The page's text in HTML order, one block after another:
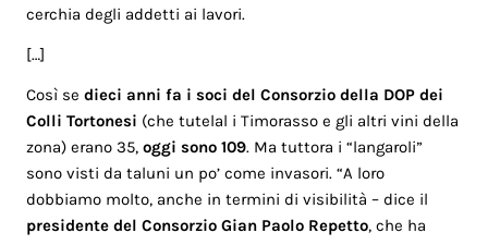
cerchia degli addetti ai lavori.
[…]
Così sedieci anni fa i soci delConsorzio della DOP dei
Colli Tortonesi (che tutelal i Timorasso e gli altri vini della
zona) erano 35,oggi sono 109. Ma tuttora i “langaroli”
sono visti da taluni un po’ come invasori. “A loro
dobbiamo molto, anche in termini di visibilità – dice il
presidente del Consorzio Gian Paolo Repetto, che ha